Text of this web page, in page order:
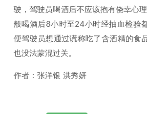
驶，驾驶员喝酒后不应该抱有侥幸心
般喝酒后8小时至24小时经抽血检验
便驾驶员想通过谎称吃了含酒精的食
也没法蒙混过关。
作者：张洋银 洪秀妍